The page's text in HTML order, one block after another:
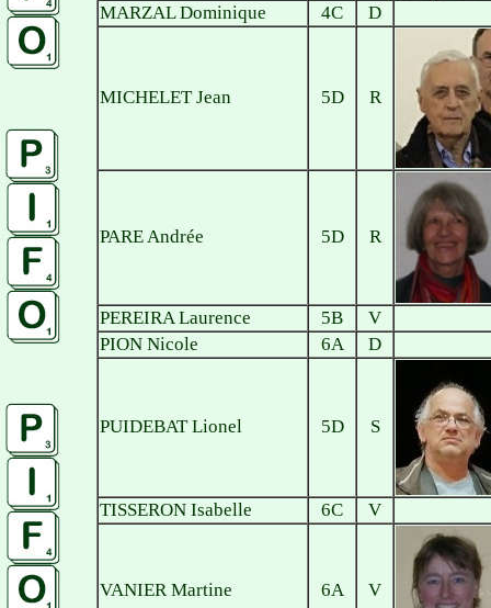
MARZAL Dominique 4C D
MICHELET Jean 5D R
PARE Andrée 5D R
PEREIRA Laurence 5B
V
PION Nicole
6A D
PUIDEBAT Lionel 5D S
TISSERON Isabelle 6C V
VANIER Martine 6A V